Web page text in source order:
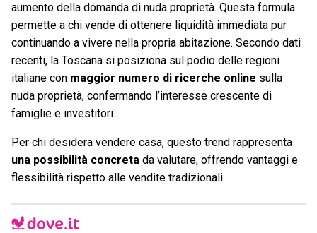
aumento della domanda di nuda proprietà. Questa formula
permette a chi vende di ottenere liquidità immediata pur
continuando a vivere nella propria abitazione. Secondo dati
recenti, la Toscana si posiziona sul podio delle regioni
italiane con maggior numero di ricerche online sulla
nuda proprietà, confermando l’interesse crescente di
famiglie e investitori.
Per chi desidera vendere casa, questo trend rappresenta
una possibilità concreta da valutare, offrendo vantaggi e
flessibilità rispetto alle vendite tradizionali.